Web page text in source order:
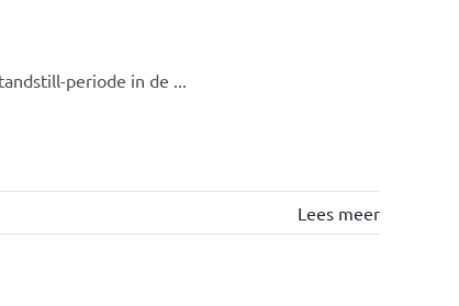
periode in de ...
Lees meer